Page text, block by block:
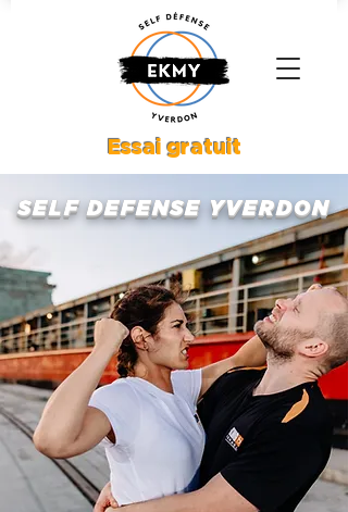
Essai gratuit
SELF DEFENSE YVERDON